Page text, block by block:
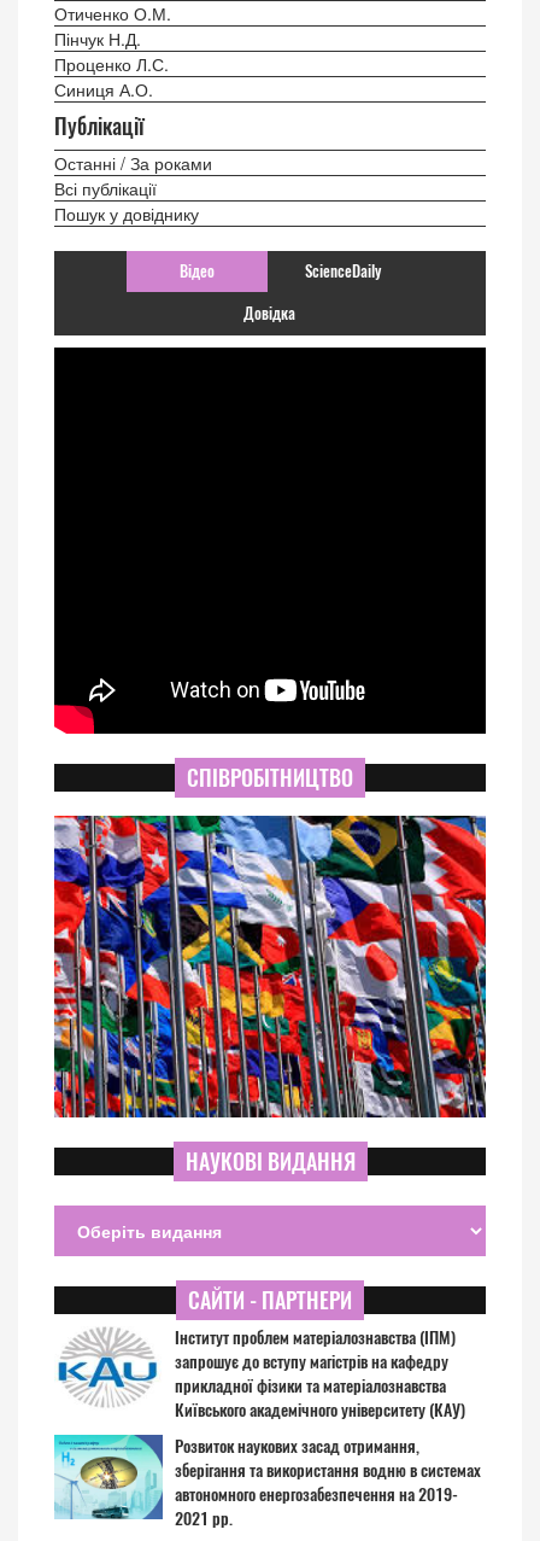
Отиченко О.М.
Пінчук Н.Д.
Проценко Л.С.
Синиця А.О.
Публікації
Останні / За роками
Всі публікації
Пошук у довіднику
Відео ScienceDaily
Довідка
СПІВРОБІТНИЦТВО
НАУКОВІ ВИДАННЯ
САЙТИ - ПАРТНЕРИ
Інститут проблем матеріалознавства (ІПМ)
запрошує до вступу магістрів на кафедру
прикладної фізики та матеріалознавства
Київського академічного університету (КАУ)
Розвиток наукових засад отримання,
зберігання та використання водню в системах
автономного енергозабезпечення на 2019-
2021 рр.